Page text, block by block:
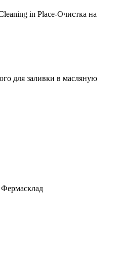
in Place-Очистка на
для заливки в масляную
Фермасклад